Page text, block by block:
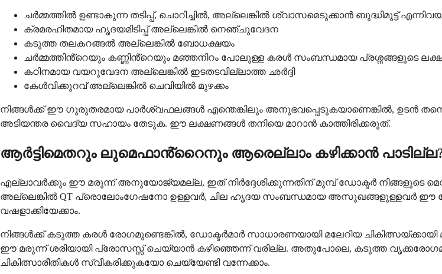
ചർമ്മത്തിൽ ഉണ്ടാകുന്ന തടിപ്പ്, ചൊറിച്ചിൽ, അല്ലെങ്കിൽ ശ്വാസമെടുക്കാൻ ബുദ്ധിമുട്ട്
ക്രമരഹിതമായ ഹൃദയമിടിപ്പ് അല്ലെങ്കിൽ നെഞ്ചുവേദന
കടുത്ത തലകറങ്ങൽ അല്ലെങ്കിൽ ബോധക്ഷയം
ചർമ്മത്തിൻ്റെയും കണ്ണിൻ്റെയും മഞ്ഞനിറം പോലുള്ള കരൾ സംബന്ധമായ പ്രശ്നങ്ങളുടെ
കഠിനമായ വയറുവേദന അല്ലെങ്കിൽ ഇടതടവില്ലാത്ത ഛർദ്ദി
കേൾവിക്കുറവ് അല്ലെങ്കിൽ ചെവിയിൽ മുഴക്കം
നിങ്ങൾക്ക് ഈ ഗുരുതരമായ പാർശ്വഫലങ്ങൾ എന്തെങ്കിലും അനുഭവപ്പെടുകയാണെങ്കിൽ, ഉടൻ
അടിയന്തര വൈദ്യ സഹായം തേടുക. ഈ ലക്ഷണങ്ങൾ തനിയെ മാറാൻ കാത്തിരിക്കരുത്.
ആർട്ടിമെതറും ലുമെഫാൻ്റൈനും ആരെല്ലാം കഴിക്കാൻ
എല്ലാവർക്കും ഈ മരുന്ന് അനുയോജ്യമല്ല, ഇത് നിർദ്ദേശിക്കുന്നതിന് മുമ്പ് ഡോക്ടർ നിങ്ങളുടെ
അല്ലെങ്കിൽ QT പ്രൊലോംഗേഷനോ ഉള്ളവർ, ചില ഹൃദയ സംബന്ധമായ അസുഖങ്ങളുള്ളവർ ഈ
വഷളാക്കിയേക്കാം.
നിങ്ങൾക്ക് കടുത്ത കരൾ രോഗമുണ്ടെങ്കിൽ, ഡോക്ടർമാർ സാധാരണയായി മലേറിയ
ഈ മരുന്ന് ശരിയായി പ്രോസസ്സ് ചെയ്യാൻ കഴിഞ്ഞെന്ന് വരില്ല. അതുപോലെ, കടുത്ത
ചികിത്സാരീതികൾ സ്വീകരിക്കുകയോ ചെയ്യേണ്ടി വന്നേക്കാം.